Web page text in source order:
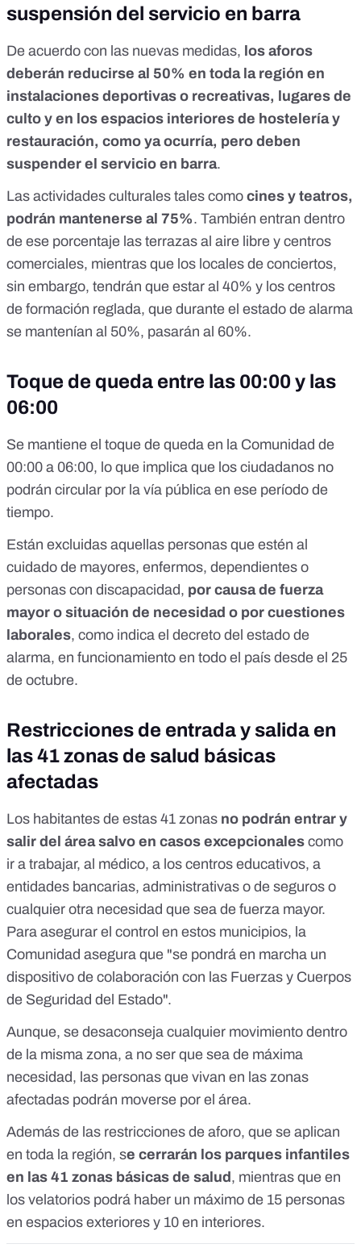
suspensión del servicio en barra
De acuerdo con las nuevas medidas, los aforos
deberán reducirse al 50% en toda la región en
instalaciones deportivas o recreativas, lugares de
culto y en los espacios interiores de hostelería y
restauración, como ya ocurría, pero deben
suspender el servicio en barra.
Las actividades culturales tales como cines y teatros,
podrán mantenerse al 75%. También entran dentro
de ese porcentaje las terrazas al aire libre y centros
comerciales, mientras que los locales de conciertos,
sin embargo, tendrán que estar al 40% y los centros
de formación reglada, que durante el estado de alarma
se mantenían al 50%, pasarán al 60%.
Toque de queda entre las 00:00 y las
06:00
Se mantiene el toque de queda en la Comunidad de
00:00 a 06:00, lo que implica que los ciudadanos no
podrán circular por la vía pública en ese período de
tiempo.
Están excluidas aquellas personas que estén al
cuidado de mayores, enfermos, dependientes o
personas con discapacidad, por causa de fuerza
mayor o situación de necesidad o por cuestiones
laborales, como indica el decreto del estado de
alarma, en funcionamiento en todo el país desde el 25
de octubre.
Restricciones de entrada y salida en
las 41 zonas de salud básicas
afectadas
Los habitantes de estas 41 zonas no podrán entrar y
salir del área salvo en casos excepcionales como
ir a trabajar, al médico, a los centros educativos, a
entidades bancarias, administrativas o de seguros o
cualquier otra necesidad que sea de fuerza mayor.
Para asegurar el control en estos municipios, la
Comunidad asegura que "se pondrá en marcha un
dispositivo de colaboración con las Fuerzas y Cuerpos
de Seguridad del Estado".
Aunque, se desaconseja cualquier movimiento dentro
de la misma zona, a no ser que sea de máxima
necesidad, las personas que vivan en las zonas
afectadas podrán moverse por el área.
Además de las restricciones de aforo, que se aplican
en toda la región, se cerrarán los parques infantiles
en las 41 zonas básicas de salud , mientras que en
los velatorios podrá haber un máximo de 15 personas
en espacios exteriores y 10 en interiores.